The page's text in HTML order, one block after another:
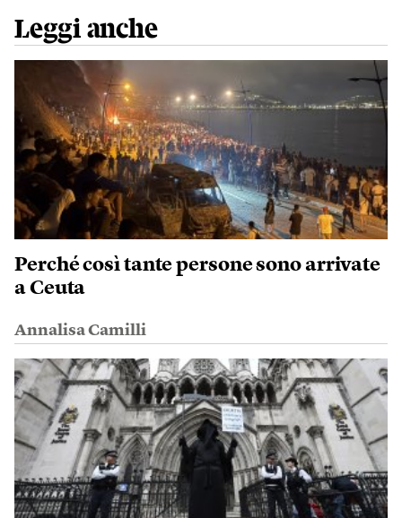
Leggi anche
Perché così tante persone sono arrivate
a Ceuta
Annalisa Camilli